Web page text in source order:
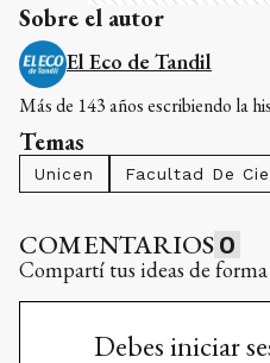
Sobre el autor
El Eco de Tandil
Más de 143 años escribiendo la
Temas
Unicen Facultad De
COMENTARIOS 0
Compartí tus ideas de forma
Debes iniciar